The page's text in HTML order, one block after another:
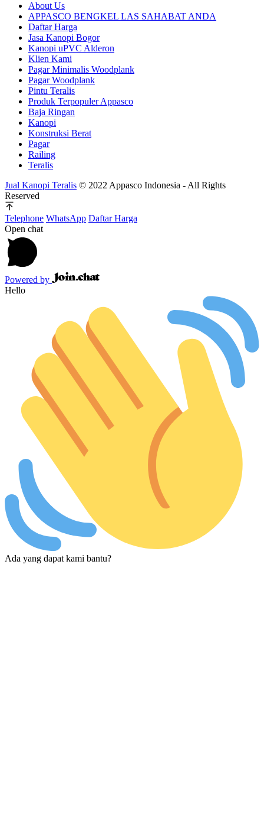
About Us
APPASCO BENGKEL LAS SAHABAT ANDA
Daftar Harga
Jasa Kanopi Bogor
Kanopi uPVC Alderon
Klien Kami
Pagar Minimalis Woodplank
Pagar Woodplank
Pintu Teralis
Produk Terpopuler Appasco
Baja Ringan
Kanopi
Konstruksi Berat
Pagar
Railing
Teralis
Jual Kanopi Teralis © 2022 Appasco Indonesia - All Rights
Reserved
Telephone WhatsApp Daftar Harga
Open chat
Powered by
Hello
Ada yang dapat kami bantu?